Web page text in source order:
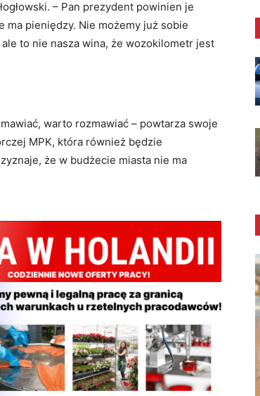
– Pan prezydent powinien je
ma pieniędzy. Nie możemy już sobie
to nie nasza wina, że wozokilometr jest
warto rozmawiać – powtarza swoje
MPK, która również będzie
że w budżecie miasta nie ma